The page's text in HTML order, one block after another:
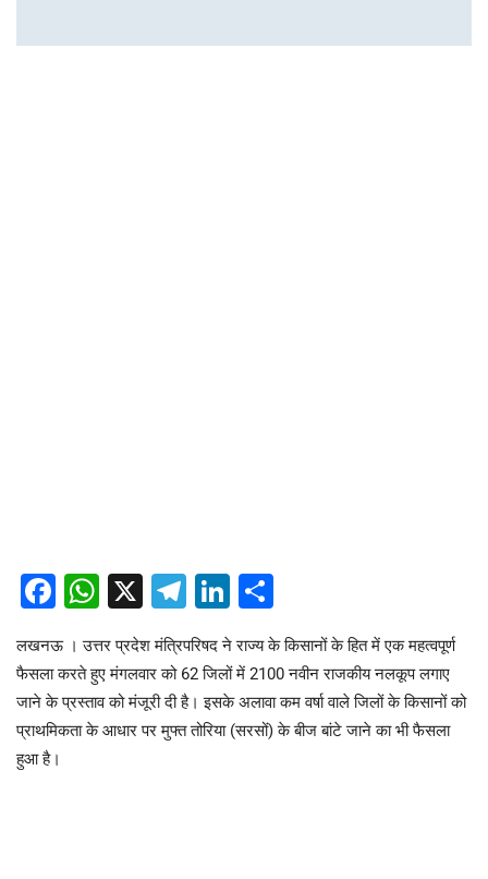
Facebook
WhatsApp
X Telegram
LinkedIn
लखनऊ । उत्तर प्रदेश मंत्रिपरिषद ने राज्य के किसानों के हित में एक महत्वपूर्ण
फैसला करते हुए मंगलवार को 62 जिलों में 2100 नवीन राजकीय नलकूप लगाए
जाने के प्रस्ताव को मंजूरी दी है। इसके अलावा कम वर्षा वाले जिलों के किसानों को
प्राथमिकता के आधार पर मुफ्त तोरिया (सरसों) के बीज बांटे जाने का भी फैसला
हुआ है।